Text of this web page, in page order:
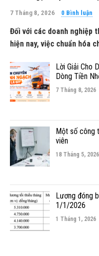
7 Tháng 8, 2026 0 Bình luận
Đối với các doanh nghiệp
hiện nay, việc chuẩn hóa
Lời Giải Cho
Dòng Tiền
7 Tháng 8, 2026
Một số công
viên
18 Tháng 5, 2026
Lương đóng
1/1/2026
1 Tháng 1, 2026